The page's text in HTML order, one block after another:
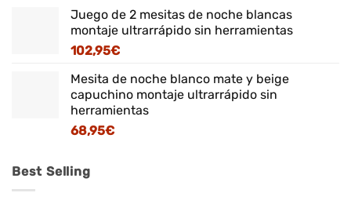
Juego de 2 mesitas de noche blancas
montaje ultrarrápido sin herramientas
102,95€
Mesita de noche blanco mate y beige
capuchino montaje ultrarrápido sin
herramientas
68,95€
Best Selling